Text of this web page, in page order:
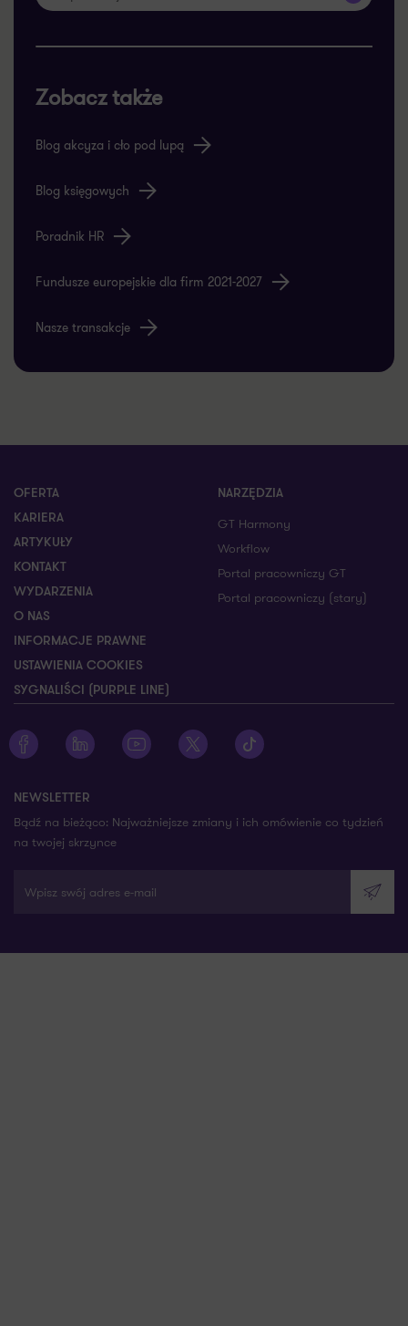
Zobacz także
Blog akcyza i cło pod lupą
Blog księgowych
Poradnik HR
Fundusze europejskie dla firm 2021-2027
Nasze transakcje
OFERTA
KARIERA
ARTYKUŁY
KONTAKT
WYDARZENIA
O NAS
INFORMACJE PRAWNE
USTAWIENIA COOKIES
SYGNALIŚCI (PURPLE LINE)
NARZĘDZIA
GT Harmony
Workflow
Portal pracowniczy GT
Portal pracowniczy (stary)
Zobacz profil Grant Thornton na Facebooku
Zobacz profil Grant Thornton na LinkedIn
Zobacz profil Grant Thornton na YouTube
Zobacz profil Grant Thornton na X
Zobacz profil Grant
NEWSLETTER
Bądź na bieżąco: Najważniejsze zmiany i ich omówienie co tydzień
na twojej skrzynce
Wyślij